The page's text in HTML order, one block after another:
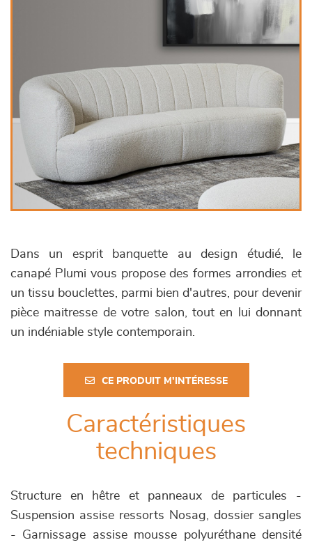
Dans un esprit banquette au design étudié, le
canapé Plumi vous propose des formes arrondies et
un tissu bouclettes, parmi bien d'autres, pour devenir
pièce maitresse de votre salon, tout en lui donnant
un indéniable style contemporain.
CE PRODUIT M'INTÉRESSE
Caractéristiques
techniques
Structure en hêtre et panneaux de particules -
Suspension assise ressorts Nosag, dossier sangles
- Garnissage assise mousse polyuréthane densité